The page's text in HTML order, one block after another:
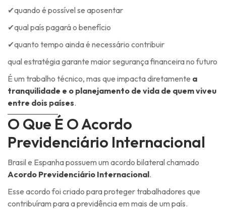
✔quando é possível se aposentar
✔qual país pagará o benefício
✔quanto tempo ainda é necessário contribuir
qual estratégia garante maior segurança financeira no futuro
É um trabalho técnico, mas que impacta diretamente a
tranquilidade e o planejamento de vida de quem viveu
entre dois países.
O Que É O Acordo
Previdenciário Internacional
Brasil e Espanha possuem um acordo bilateral chamado
Acordo Previdenciário Internacional.
Esse acordo foi criado para proteger trabalhadores que
contribuíram para a previdência em mais de um país.